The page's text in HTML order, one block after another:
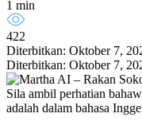
1 min
422
Diterbitkan: Oktober 7,
Diterbitkan: Oktober 7,
Sila ambil perhatian
adalah dalam bahasa